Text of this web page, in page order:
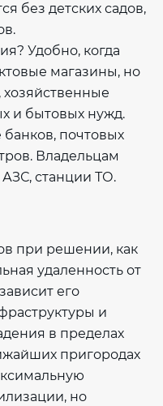
без детских садов,
Удобно, когда
магазины, но
и бытовых нужд.
почтовых
Владельцам
станции ТО.
при решении, как
удаленность от
его
и
в пределах
пригородах
но